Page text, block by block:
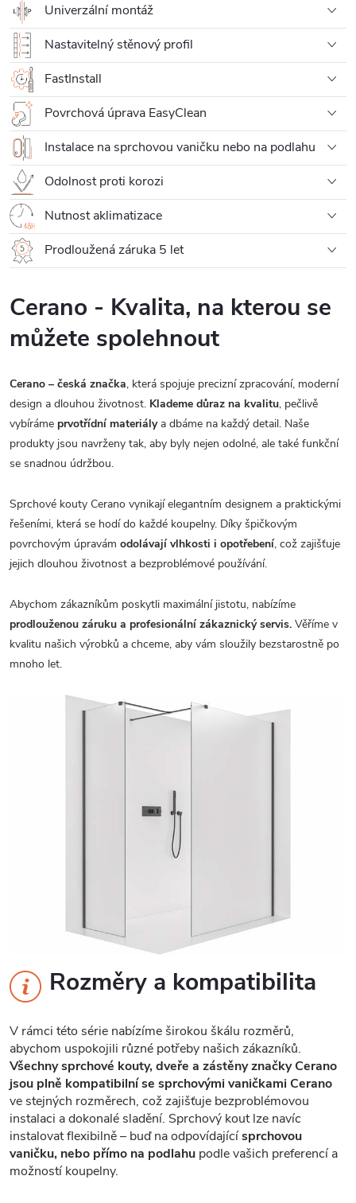
Univerzální montáž
Nastavitelný stěnový profil
FastInstall
Povrchová úprava EasyClean
Instalace na sprchovou vaničku nebo na podlahu
Odolnost proti korozi
Nutnost aklimatizace
Prodloužená záruka 5 let
Cerano - Kvalita, na kterou se
můžete spolehnout
Cerano – česká značka, která spojuje precizní zpracování, moderní
design a dlouhou životnost. Klademe důraz na kvalitu, pečlivě
vybíráme prvotřídní materiálya dbáme na každý detail. Naše
produkty jsou navrženy tak, aby byly nejen odolné, ale také funkční
se snadnou údržbou.
Sprchové kouty Cerano vynikají elegantním designem a praktickými
řešeními, která se hodí do každé koupelny. Díky špičkovým
povrchovým úpravám odolávají vlhkosti i opotřebení, což zajišťuje
jejich dlouhou životnost a bezproblémové používání.
Abychom zákazníkům poskytli maximální jistotu, nabízíme
prodlouženou záruku a profesionální zákaznický servis. Věříme v
kvalitu našich výrobků a chceme, aby vám sloužily bezstarostně po
mnoho let.
Rozměry a kompatibilita
V rámci této série nabízíme širokou škálu rozměrů,
abychom uspokojili různé potřeby našich zákazníků.
Všechny sprchové kouty, dveře a zástěny značky Cerano
jsou plně kompatibilní se sprchovými vaničkami Cerano
ve stejných rozměrech, což zajišťuje bezproblémovou
instalaci a dokonalé sladění. Sprchový kout lze navíc
instalovat flexibilně – buď na odpovídajícísprchovou
vaničku, nebo přímo na podlahu podle vašich preferencí a
možností koupelny.